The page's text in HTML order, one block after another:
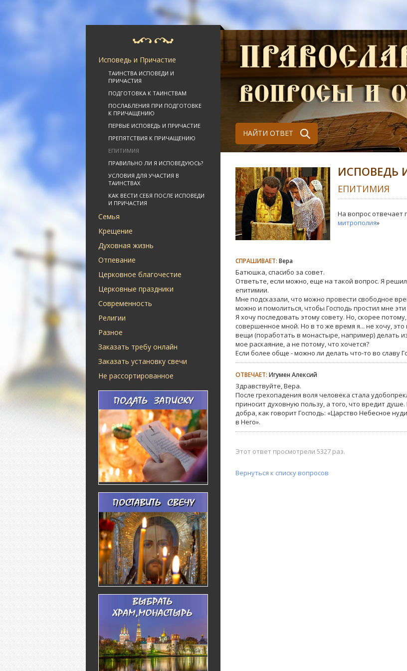
Исповедь и Причастие
ТАИНСТВА ИСПОВЕДИ И
ПРИЧАСТИЯ
ПОДГОТОВКА К ТАИНСТВАМ
ПОСЛАБЛЕНИЯ ПРИ ПОДГОТОВКЕ
К ПРИЧАЩЕНИЮ
ПЕРВЫЕ ИСПОВЕДЬ И ПРИЧАСТИЕ
ПРЕПЯТСТВИЯ К ПРИЧАЩЕНИЮ
ЕПИТИМИЯ
ПРАВИЛЬНО ЛИ Я ИСПОВЕДУЮСЬ?
УСЛОВИЯ ДЛЯ УЧАСТИЯ В
ТАИНСТВАХ
КАК ВЕСТИ СЕБЯ ПОСЛЕ ИСПОВЕДИ
И ПРИЧАСТИЯ
Семья
Крещение
Духовная жизнь
Отпевание
Церковное благочестие
Церковные праздники
Современность
Религии
Разное
Заказать требу онлайн
Заказать установку свечи
Не рассортированное
НАЙТИ ОТВЕТ
ИСПОВЕДЬ
ЕПИТИМИЯ
На вопрос отвечает
митрополия»
СПРАШИВАЕТ: Вера
Батюшка, спасибо за совет.
Ответьте, если можно, еще на такой вопрос. Я
епитимии.
Мне подсказали, что можно провести свободное
можно и помолиться, чтобы Господь простил мне эти
Я хочу последовать этому совету. Но, скорее
совершенное мной. Но в то же время я... не хочу,
вещи (поработать в монастыре, например) делать
мое раскаяние, а не потому, что хочется?
Если более обще - можно ли делать что-то во славу
ОТВЕЧАЕТ: Игумен Алексий
Здравствуйте, Вера.
После грехопадения воля человека стала
приносит духовную пользу, а того, что вредит
добра, как говорит Господь: «Царство Небесное
в Него».
Этот ответ просмотрели 5327 раз.
Вернуться к списку вопросов